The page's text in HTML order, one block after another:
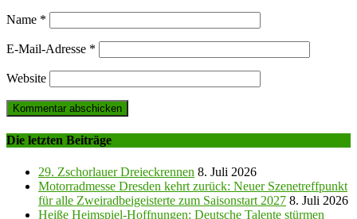
Name *
E-Mail-Adresse *
Website
Die letzten Beiträge
29. Zschorlauer Dreieckrennen 8. Juli 2026
Motorradmesse Dresden kehrt zurück: Neuer Szenetreffpunkt
für alle Zweiradbeigeisterte zum Saisonstart 2027 8. Juli 2026
Heiße Heimspiel-Hoffnungen: Deutsche Talente stürmen